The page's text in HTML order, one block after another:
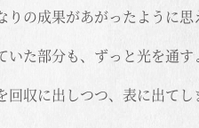
の成果があがったように思
た部分も、ずっと光を通す
収に出しつつ、表に出て